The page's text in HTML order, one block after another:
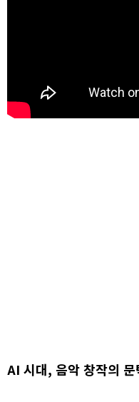
AI 시대, 음악 창작의